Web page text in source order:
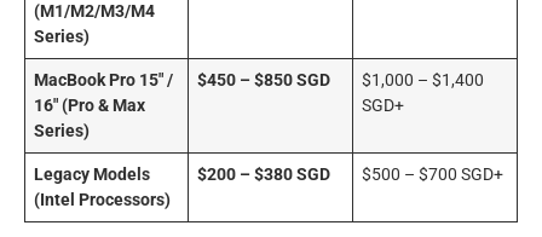
(M1/M2/M3/M4
Series)
MacBook Pro 15″ /
16″ (Pro & Max
Series)
$450 – $850 SGD
$1,000 – $1,400
SGD+
Legacy Models
(Intel Processors)
$200 – $380 SGD $500 – $700 SGD+